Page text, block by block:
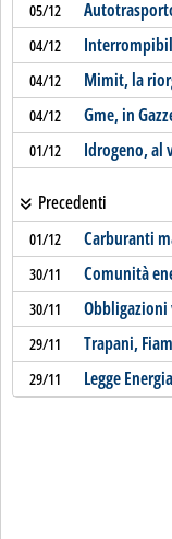
05/12
04/12
04/12 Mimit, la
04/12 Gme, in
01/12 Idrogeno, al
Precedenti
01/12 Carburanti
30/11 Comunità
30/11
29/11 Trapani,
29/11 Legge